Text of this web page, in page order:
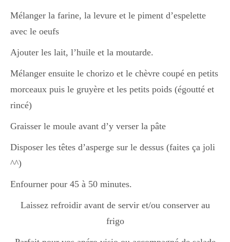
Halloween
Japon
Boulette
Mélanger la farine, la levure et le piment d’espelette
avec le oeufs
Ajouter les lait, l’huile et la moutarde.
Mélanger ensuite le chorizo et le chèvre coupé en petits
morceaux puis le gruyère et les petits poids (égoutté et
rincé)
Graisser le moule avant d’y verser la pâte
Disposer les têtes d’asperge sur le dessus (faites ça joli
^^)
Enfourner pour 45 à 50 minutes.
Laissez refroidir avant de servir et/ou conserver au
frigo